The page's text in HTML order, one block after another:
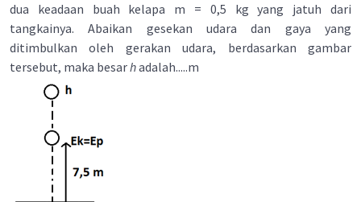
dua keadaan buah kelapa m = 0,5 kg yang jatuh dari
tangkainya. Abaikan gesekan udara dan gaya yang
ditimbulkan oleh gerakan udara, berdasarkan gambar
tersebut, maka besarhadalah.....m